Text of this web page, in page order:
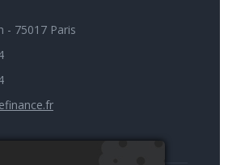
- 75017 Paris